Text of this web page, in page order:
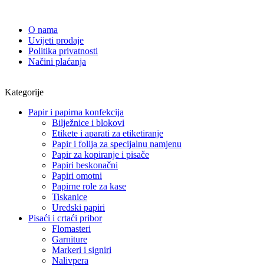
O nama
Uvijeti prodaje
Politika privatnosti
Načini plaćanja
Kategorije
Papir i papirna konfekcija
Bilježnice i blokovi
Etikete i aparati za etiketiranje
Papir i folija za specijalnu namjenu
Papir za kopiranje i pisače
Papiri beskonačni
Papiri omotni
Papirne role za kase
Tiskanice
Uredski papiri
Pisaći i crtaći pribor
Flomasteri
Garniture
Markeri i signiri
Nalivpera